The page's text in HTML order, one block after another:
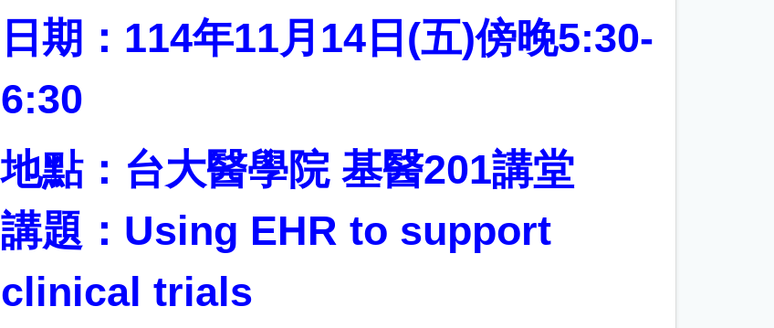
日期：114年11月14日(五)傍晚5:30-
6:30
地點：台大醫學院 基醫201講堂
講題：Using EHR to support
clinical trials